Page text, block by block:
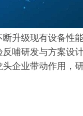
升级现有设备性
哺研发与方案设
企业带动作用，